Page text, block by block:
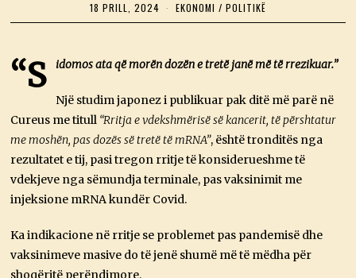
18 PRILL, 2024
8
I
L
,
0
2
4
EKONOMI / POLITIKË
“S idomos ata që morën dozën e tretë janë më të rrezikuar.”
Një studim japonez i publikuar pak ditë më parë në
Cureus me titull “Rritja e vdekshmërisë së kancerit, të përshtatur
me moshën, pas dozës së tretë të mRNA”, është tronditës nga
rezultatet e tij, pasi tregon rritje të konsiderueshme të
vdekjeve nga sëmundja terminale, pas vaksinimit me
injeksione mRNA kundër Covid.
Ka indikacione në rritje se problemet pas pandemisë dhe
vaksinimeve masive do të jenë shumë më të mëdha për